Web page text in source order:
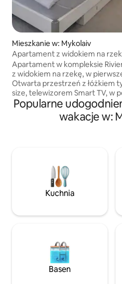
Mieszkanie w: Mykolaiv
Apartament z widokiem na
Riwierze
Apartament w kompleksie
z widokiem na rzekę, w
Otwarta przestrzeń z łóżkiem
size, telewizorem Smart TV, w
wyposażoną kuchnią z
jadalnią przy panoramicznych
Cicha, bezpieczna okolica ze
kilku minut spacerem. 7 minut do
centrum taksówką, 15 minut
komunikacją miejską. Pralka,
włosów, przybory toaletowe,
sprzątane po każdym gościu.
Popularne
wakacje w:
Kuchnia
Basen